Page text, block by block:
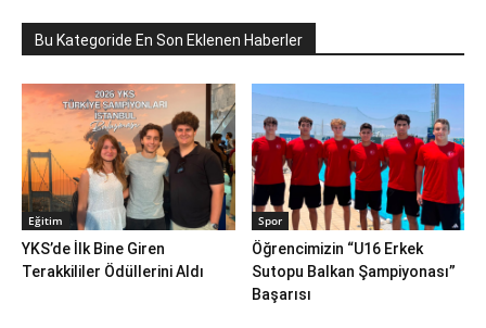
Bu Kategoride En Son Eklenen Haberler
Eğitim
YKS’de İlk Bine Giren
Terakkililer Ödüllerini Aldı
Spor
Öğrencimizin “U16 Erkek
Sutopu Balkan Şampiyonası”
Başarısı